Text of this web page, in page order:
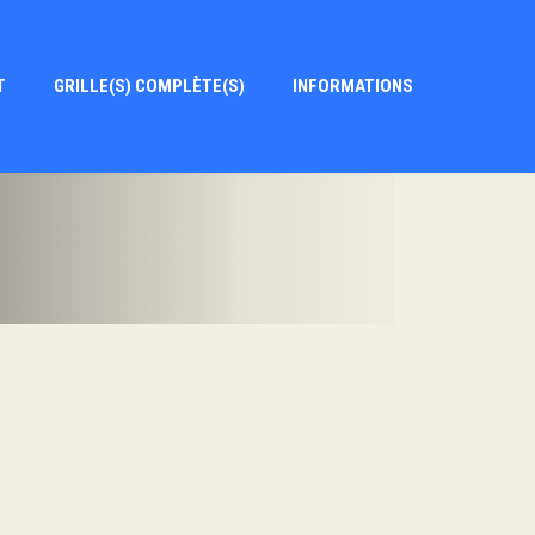
GRILLE(S) COMPLÈTE(S) INFORMATIONS